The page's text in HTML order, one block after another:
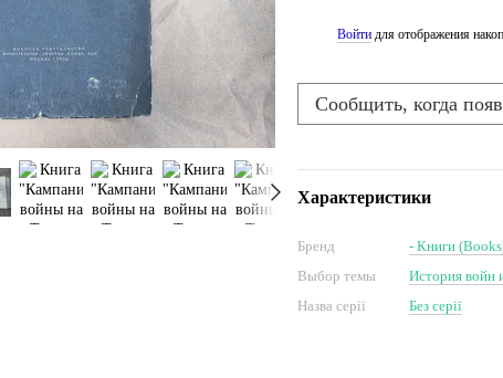
Войти для отображения
Сообщить, когда
Характеристики
Бренд
- Книги
Выбор темы
История войн
Назва серії
Без серії